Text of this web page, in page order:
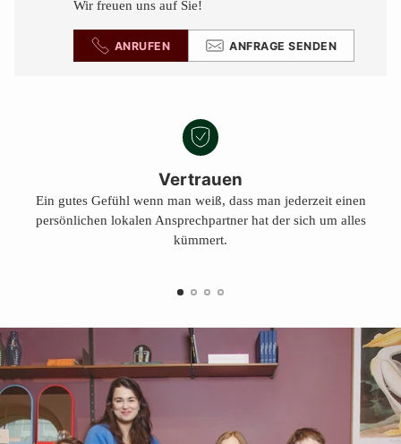
Wir freuen uns auf Sie!
ANRUFEN ANFRAGE SENDEN
Vertrauen
Ein gutes Gefühl wenn man weiß, dass man jederzeit einen
persönlichen lokalen Ansprechpartner hat der sich um alles
kümmert.